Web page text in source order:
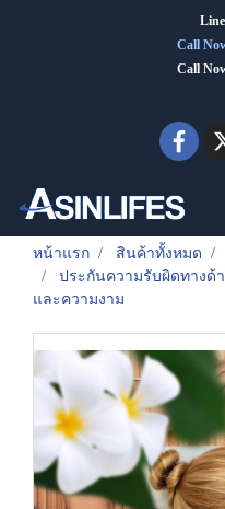
Call
Call
หน้าแรก สินค้าทั้งหมด
ประกันความรับผิดทางด้
และความงาม